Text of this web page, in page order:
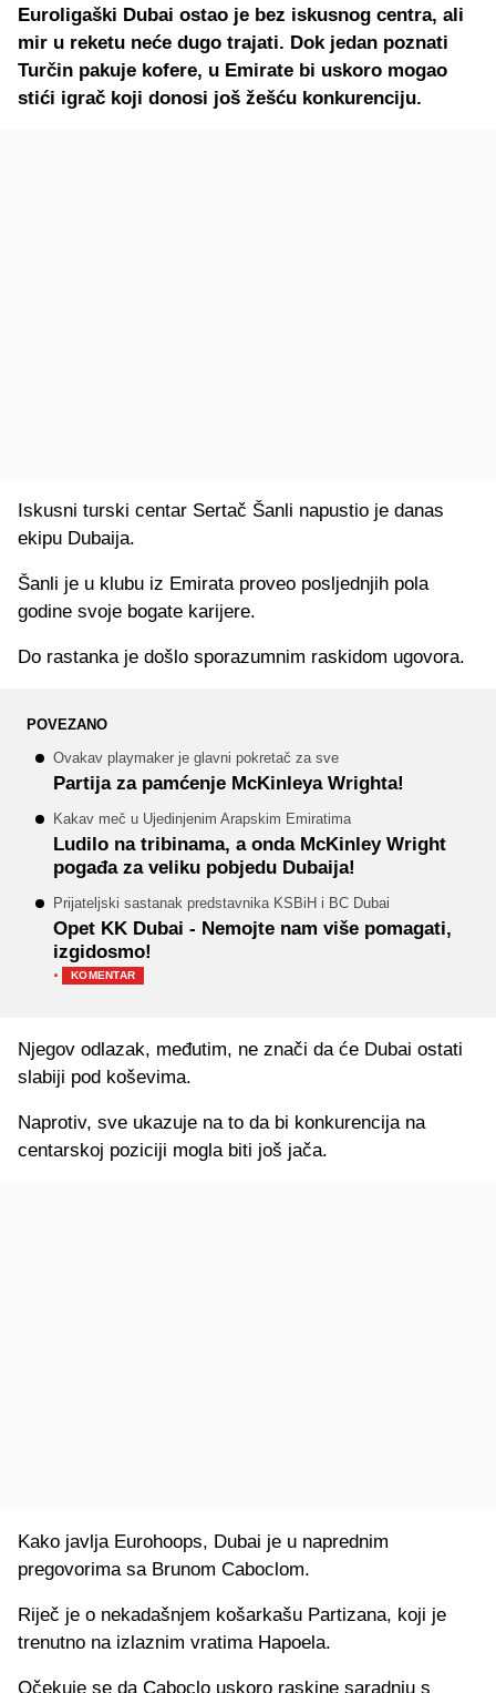
Euroligaški Dubai ostao je bez iskusnog centra, ali
mir u reketu neće dugo trajati. Dok jedan poznati
Turčin pakuje kofere, u Emirate bi uskoro mogao
stići igrač koji donosi još žešću konkurenciju.
Iskusni turski centar Sertač Šanli napustio je danas
ekipu Dubaija.
Šanli je u klubu iz Emirata proveo posljednjih pola
godine svoje bogate karijere.
Do rastanka je došlo sporazumnim raskidom ugovora.
POVEZANO
Ovakav playmaker je glavni pokretač za sve
Partija za pamćenje McKinleya Wrighta!
Kakav meč u Ujedinjenim Arapskim Emiratima
Ludilo na tribinama, a onda McKinley Wright
pogađa za veliku pobjedu Dubaija!
Prijateljski sastanak predstavnika KSBiH i BC Dubai
Opet KK Dubai - Nemojte nam više pomagati,
izgidosmo!
· KOMENTAR
Njegov odlazak, međutim, ne znači da će Dubai ostati
slabiji pod koševima.
Naprotiv, sve ukazuje na to da bi konkurencija na
centarskoj poziciji mogla biti još jača.
Kako javlja Eurohoops, Dubai je u naprednim
pregovorima sa Brunom Caboclom.
Riječ je o nekadašnjem košarkašu Partizana, koji je
trenutno na izlaznim vratima Hapoela.
Očekuje se da Caboclo uskoro raskine saradnju s